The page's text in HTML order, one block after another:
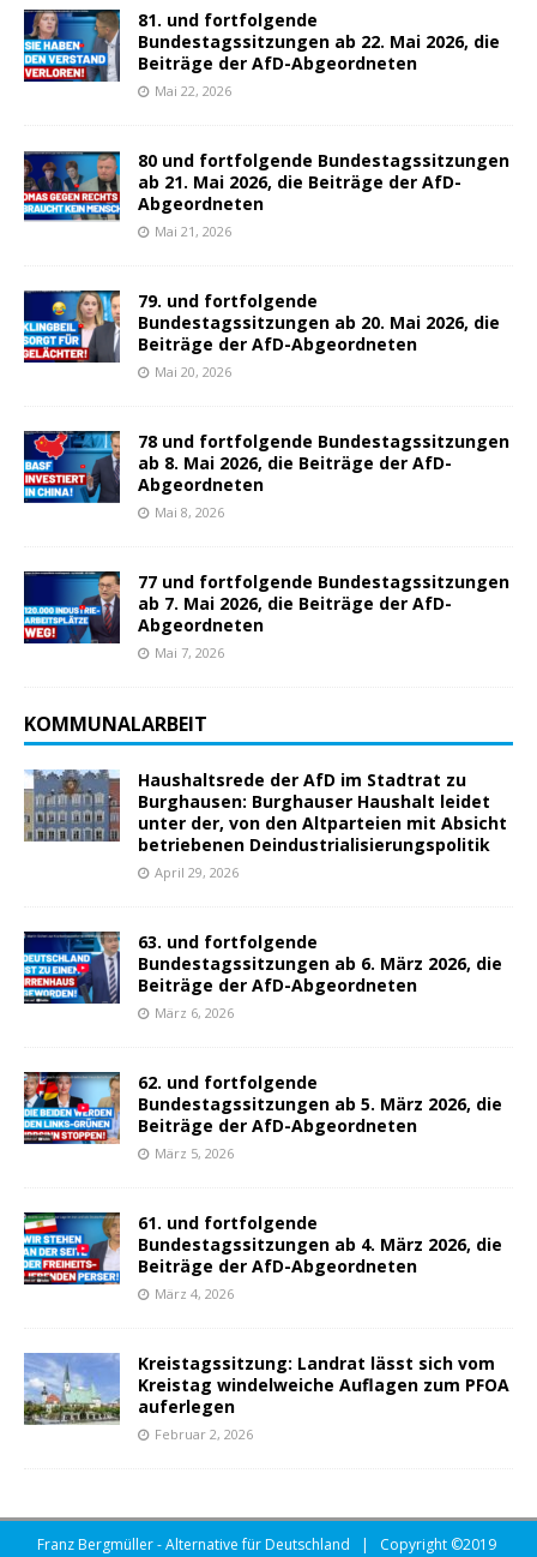
81. und fortfolgende
Bundestagssitzungen ab 22. Mai 2026, die
Beiträge der AfD-Abgeordneten
Mai 22, 2026
80 und fortfolgende Bundestagssitzungen
ab 21. Mai 2026, die Beiträge der AfD-
Abgeordneten
Mai 21, 2026
79. und fortfolgende
Bundestagssitzungen ab 20. Mai 2026, die
Beiträge der AfD-Abgeordneten
Mai 20, 2026
78 und fortfolgende Bundestagssitzungen
ab 8. Mai 2026, die Beiträge der AfD-
Abgeordneten
Mai 8, 2026
77 und fortfolgende Bundestagssitzungen
ab 7. Mai 2026, die Beiträge der AfD-
Abgeordneten
Mai 7, 2026
KOMMUNALARBEIT
Haushaltsrede der AfD im Stadtrat zu
Burghausen: Burghauser Haushalt leidet
unter der, von den Altparteien mit Absicht
betriebenen Deindustrialisierungspolitik
April 29, 2026
63. und fortfolgende
Bundestagssitzungen ab 6. März 2026, die
Beiträge der AfD-Abgeordneten
März 6, 2026
62. und fortfolgende
Bundestagssitzungen ab 5. März 2026, die
Beiträge der AfD-Abgeordneten
März 5, 2026
61. und fortfolgende
Bundestagssitzungen ab 4. März 2026, die
Beiträge der AfD-Abgeordneten
März 4, 2026
Kreistagssitzung: Landrat lässt sich vom
Kreistag windelweiche Auflagen zum PFOA
auferlegen
Februar 2, 2026
Franz Bergmüller - Alternative für Deutschland | Copyright ©2019